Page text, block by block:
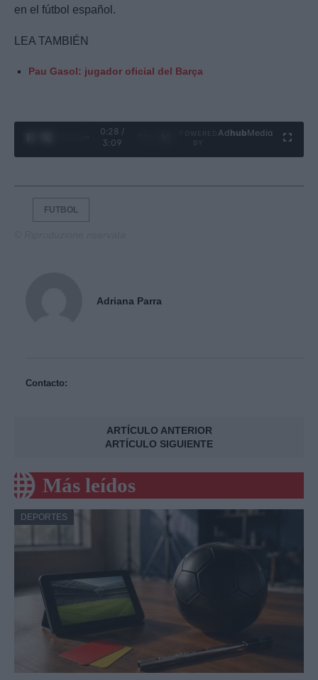
en el fútbol español.
LEA TAMBIÉN
Pau Gasol: jugador oficial del Barça
0:29 /
3:09
Ad hubMedia
FUTBOL
Adriana Parra
Contacto:
ARTÍCULO ANTERIOR
ARTÍCULO SIGUIENTE
Más leídos
DEPORTES